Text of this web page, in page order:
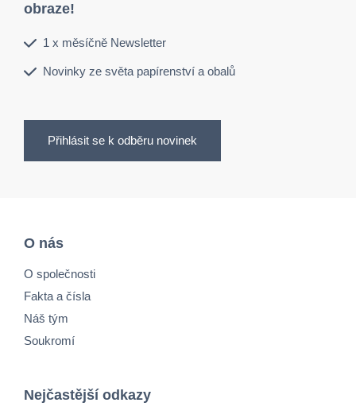
obraze!
1 x měsíčně Newsletter
Novinky ze světa papírenství a obalů
Přihlásit se k odběru novinek
O nás
O společnosti
Fakta a čísla
Náš tým
Soukromí
Nejčastější odkazy